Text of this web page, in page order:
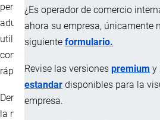
¿Es operador de comercio
ahora su empresa, únicamente
siguienteformulario.
Revise las versionespremium y
estandar disponibles para la
empresa.
permite importar mercancías del
aduaneros simplificados. Este
utilizado por personas naturales y
compras internacionales o requieren
rápida y eficiente.
Dentro de este régimen existen varias
la normativa aduanera ecuatoriana,